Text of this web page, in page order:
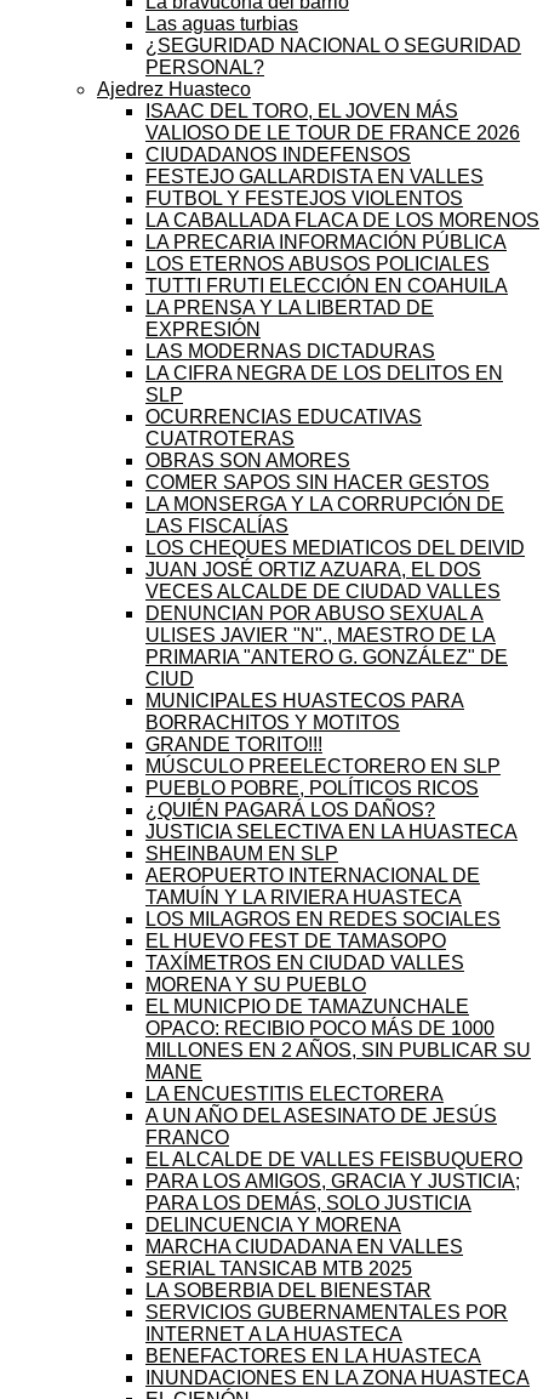
Las aguas turbias
¿SEGURIDAD NACIONAL O SEGURIDAD
PERSONAL?
Ajedrez Huasteco
ISAAC DEL TORO, EL JOVEN MÁS
VALIOSO DE LE TOUR DE FRANCE 2026
CIUDADANOS INDEFENSOS
FESTEJO GALLARDISTA EN VALLES
FUTBOL Y FESTEJOS VIOLENTOS
LA CABALLADA FLACA DE LOS MORENOS
LA PRECARIA INFORMACIÓN PÚBLICA
LOS ETERNOS ABUSOS POLICIALES
TUTTI FRUTI ELECCIÓN EN COAHUILA
LA PRENSA Y LA LIBERTAD DE
EXPRESIÓN
LAS MODERNAS DICTADURAS
LA CIFRA NEGRA DE LOS DELITOS EN
SLP
OCURRENCIAS EDUCATIVAS
CUATROTERAS
OBRAS SON AMORES
COMER SAPOS SIN HACER GESTOS
LA MONSERGA Y LA CORRUPCIÓN DE
LAS FISCALÍAS
LOS CHEQUES MEDIATICOS DEL DEIVID
JUAN JOSÉ ORTIZ AZUARA, EL DOS
VECES ALCALDE DE CIUDAD VALLES
DENUNCIAN POR ABUSO SEXUAL A
ULISES JAVIER "N"., MAESTRO DE LA
PRIMARIA "ANTERO G. GONZÁLEZ" DE
CIUD
MUNICIPALES HUASTECOS PARA
BORRACHITOS Y MOTITOS
GRANDE TORITO!!!
MÚSCULO PREELECTORERO EN SLP
PUEBLO POBRE, POLÍTICOS RICOS
¿QUIÉN PAGARÁ LOS DAÑOS?
JUSTICIA SELECTIVA EN LA HUASTECA
SHEINBAUM EN SLP
AEROPUERTO INTERNACIONAL DE
TAMUÍN Y LA RIVIERA HUASTECA
LOS MILAGROS EN REDES SOCIALES
EL HUEVO FEST DE TAMASOPO
TAXÍMETROS EN CIUDAD VALLES
MORENA Y SU PUEBLO
EL MUNICPIO DE TAMAZUNCHALE
OPACO: RECIBIO POCO MÁS DE 1000
MILLONES EN 2 AÑOS, SIN PUBLICAR SU
MANE
LA ENCUESTITIS ELECTORERA
A UN AÑO DEL ASESINATO DE JESÚS
FRANCO
EL ALCALDE DE VALLES FEISBUQUERO
PARA LOS AMIGOS, GRACIA Y JUSTICIA;
PARA LOS DEMÁS, SOLO JUSTICIA
DELINCUENCIA Y MORENA
MARCHA CIUDADANA EN VALLES
SERIAL TANSICAB MTB 2025
LA SOBERBIA DEL BIENESTAR
SERVICIOS GUBERNAMENTALES POR
INTERNET A LA HUASTECA
BENEFACTORES EN LA HUASTECA
INUNDACIONES EN LA ZONA HUASTECA